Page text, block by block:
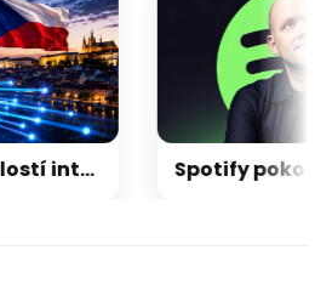
Češi jsou s rychlostí internetu spokojení. Třetina ale netuší, jestli má doma dostupnou optiku